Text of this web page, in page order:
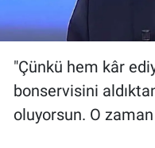
"Çünkü hem kâr
bonservisini
oluyorsun. O